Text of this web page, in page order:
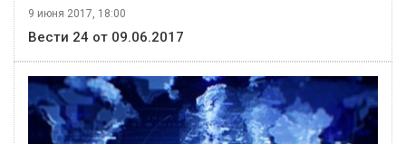
9 июня 2017, 18:00
Вести 24 от 09.06.2017